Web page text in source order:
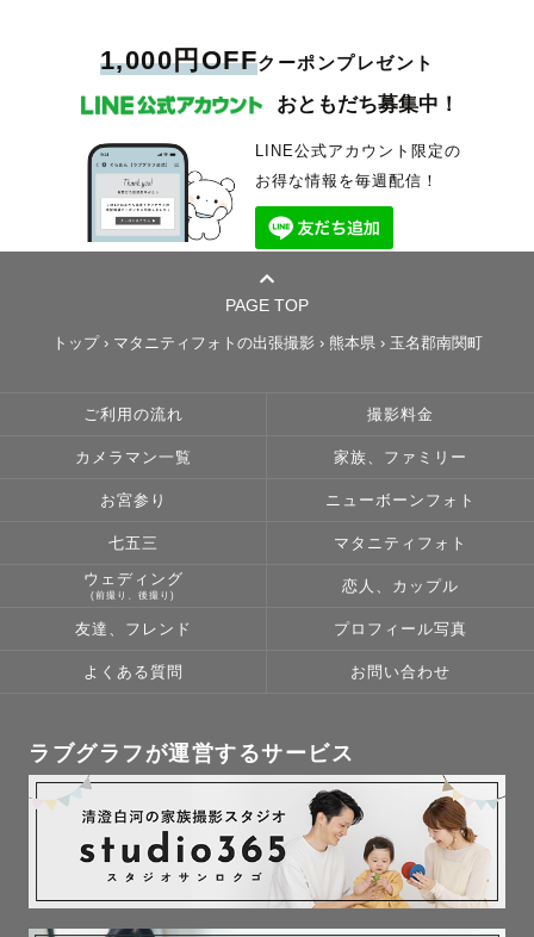
1,000円OFFクーポンプレゼント
おともだち募集中！
LINE公式アカウント限定の
お得な情報を毎週配信！
PAGE TOP
トップ› マタニティフォトの出張撮影 › 熊本県 › 玉名郡南関町
ご利用の流れ 撮影料金
カメラマン一覧 家族、ファミリー
お宮参り ニューボーンフォト
七五三 マタニティフォト
ウェディング
(前撮り、後撮り)
恋人、カップル
友達、フレンド プロフィール写真
よくある質問 お問い合わせ
ラブグラフが運営するサービス